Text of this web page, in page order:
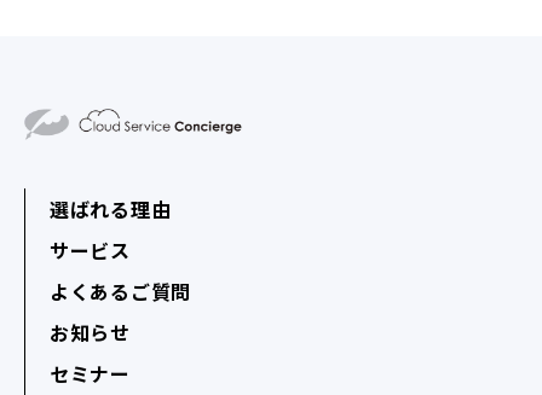
選ばれる理由
サービス
よくあるご質問
お知らせ
セミナー